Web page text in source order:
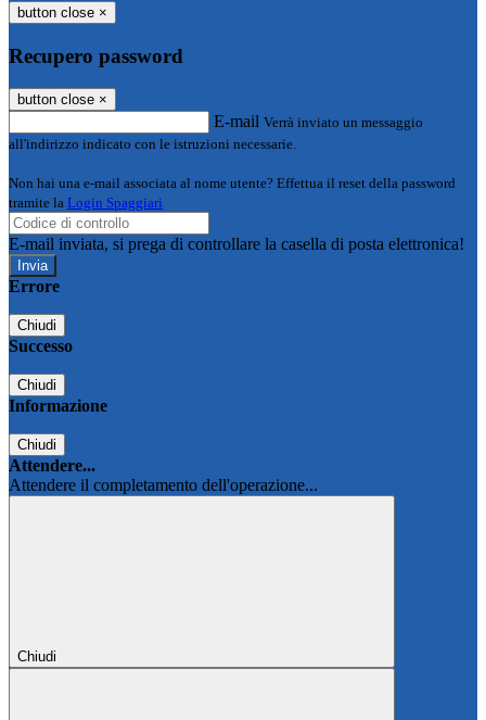
button close ×
Recupero password
button close ×
E-mail Verrà inviato un messaggio
all'indirizzo indicato con le istruzioni necessarie.
Non hai una e-mail associata al nome utente? Effettua il reset della password
tramite la Login Spaggiari
E-mail inviata, si prega di controllare la casella di posta elettronica!
Errore
Chiudi
Successo
Chiudi
Informazione
Chiudi
Attendere...
Attendere il completamento dell'operazione...
Chiudi